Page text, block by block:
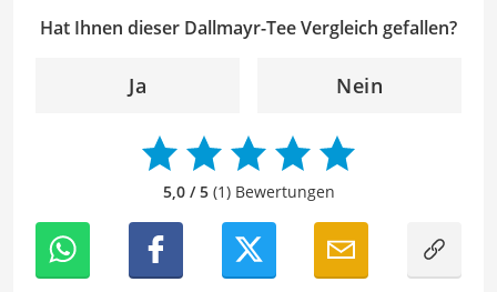
Rezepte und die Vielfalt der kulinarischen Welt. Mein Ziel
Ernährung auseinanderzusetzen, neue
Geschmackserlebnisse zu entdecken und sowohl eine
gesunde als auch genussvolle Beziehung zu
Lebensmitteln zu entwickeln. Durch meine Texte möchte
ich Leser dazu anregen, Essen nicht nur als eine
Kreativität und Gemeinschaft zu nutzen.
Der Dallmayr-Tee-Vergleich ist aus unserer Sicht
Hat Ihnen dieser Dallmayr-Tee Vergleich gefallen?
Ja Nein
5,0 / 5(1) Bewertungen